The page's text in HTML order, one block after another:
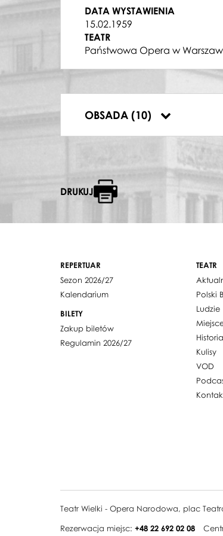
DATA WYSTAWIENIA
15.02.1959
TEATR
Państwowa Opera w
OBSADA (10)
Robert Młynarski
DOKTOR GRENVIL
Feliks Rud
MARKIZ DE OBIGNY
Edward Pawlak
Witold Zalewski
Halina Słonicka
DRUKUJ
REPERTUAR
Sezon 2026/27
Kalendarium
BILETY
Zakup biletów
Regulamin 2026/27
TEATR
Polski
Ludzie
Historia
Kulisy
VOD
Teatr Wielki - Opera Narodowa, plac
Rezerwacja miejsc: +48 22 692 02 08